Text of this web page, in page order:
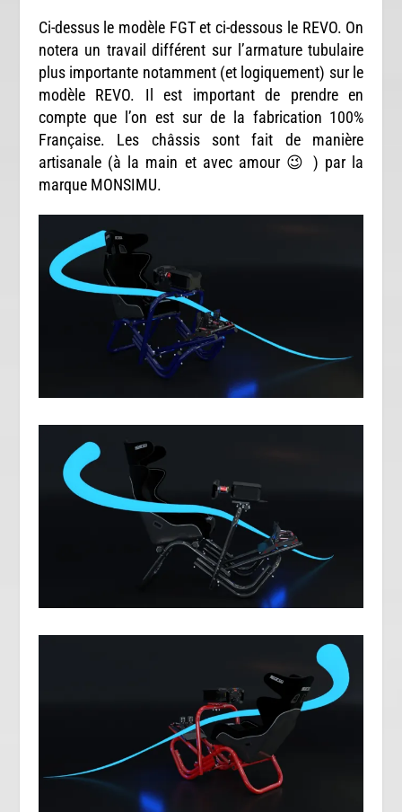
Ci-dessus le modèle FGT et ci-dessous le REVO. On
notera un travail différent sur l’armature tubulaire
plus importante notamment (et logiquement) sur le
modèle REVO. Il est important de prendre en
compte que l’on est sur de la fabrication 100%
Française. Les châssis sont fait de manière
artisanale (à la main et avec amour 😉 ) par la
marque MONSIMU.